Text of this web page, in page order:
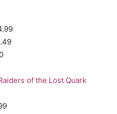
of the Lost Quark